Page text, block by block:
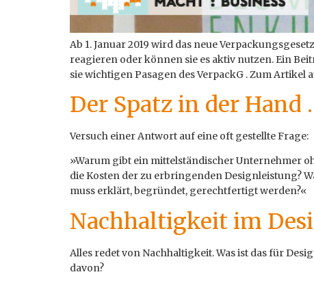
Ab 1. Januar 2019 wird das neue
reagieren oder können sie es aktiv nutzen. Ein
sie wichtigen Pasagen des VerpackG . Zum Artikel
Der Spatz in der Hand
Versuch einer Antwort auf eine oft gestellte Frage:
»Warum gibt ein mittelständischer Unternehmer
die Kosten der zu erbringenden Designleistung?
muss erklärt, begründet, gerechtfertigt werden?«
Nachhaltigkeit im
Alles redet von Nachhaltigkeit. Was ist das für
davon?